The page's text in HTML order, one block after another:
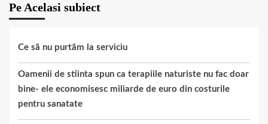
Pe Acelasi subiect
Ce sã nu purtãm la serviciu
Oamenii de stiinta spun ca terapiile naturiste nu fac doar
bine- ele economisesc miliarde de euro din costurile
pentru sanatate